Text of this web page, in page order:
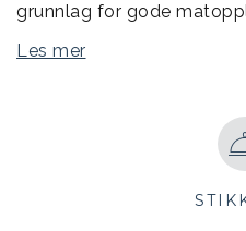
grunnlag for gode
Les mer